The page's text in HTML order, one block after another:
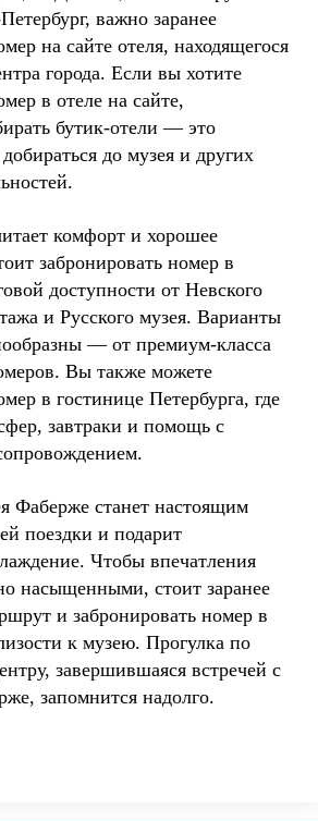
важно заранее
на сайте отеля, находящегося
города. Если вы хотите
в отеле на сайте,
бутик-отели — это
до музея и других
комфорт и хорошее
забронировать номер в
доступности от Невского
и Русского музея. Варианты
— от премиум-класса
Вы также можете
в гостинице Петербурга, где
завтраки и помощь с
Фаберже станет настоящим
поездки и подарит
Чтобы впечатления
насыщенными, стоит заранее
и забронировать номер в
к музею. Прогулка по
завершившаяся встречей с
запомнится надолго.